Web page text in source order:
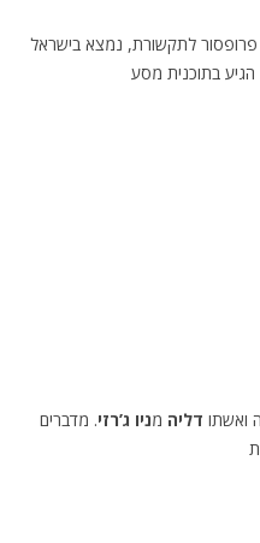
לתקשורת, נמצא בישראל
הגיע בתוכנית מסע
דליה מניו ג’רזי. מדברים